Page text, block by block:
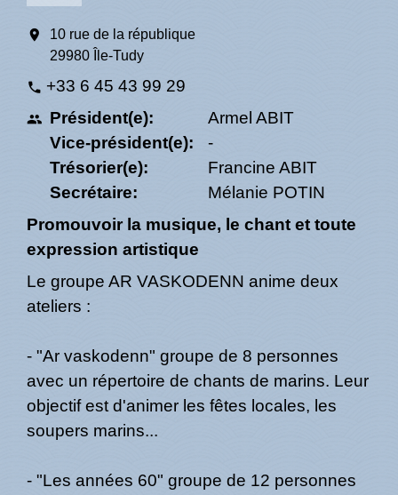
location_on
10 rue de la république
29980 Île-Tudy
phone +33 6 45 43 99 29
people Président(e):
Vice-président(e):
Trésorier(e):
Secrétaire:
Armel ABIT
-
Francine ABIT
Mélanie POTIN
Promouvoir la musique, le chant et toute
expression artistique
Le groupe AR VASKODENN anime deux
ateliers :
- "Ar vaskodenn" groupe de 8 personnes
avec un répertoire de chants de marins. Leur
objectif est d'animer les fêtes locales, les
soupers marins...
- "Les années 60" groupe de 12 personnes